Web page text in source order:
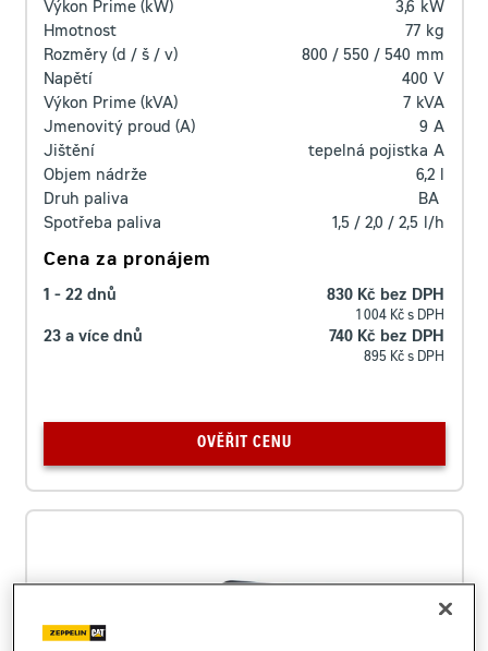
Výkon Prime (kW) 3,6 kW
Hmotnost
77 kg
Rozměry (d / š / v)
800 / 550 / 540 mm
Napětí
400 V
Výkon Prime (kVA)
7 kVA
Jmenovitý proud (A)
9 A
Jištění
tepelná pojistka A
Objem nádrže
6,2 l
Druh paliva
BA
Spotřeba paliva
1,5 / 2,0 / 2,5 l/h
Cena za pronájem
1 - 22 dnů 830 Kč bez DPH
1 004 Kč s DPH
23 a více dnů 740 Kč bez DPH
895 Kč s DPH
OVĚŘIT CENU